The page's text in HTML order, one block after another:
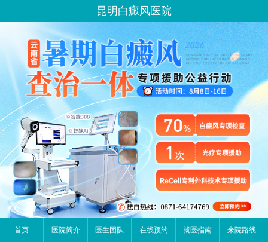
昆明白癜风医院
首页 医院简介 医生团队 在线预约 就医指南 来院路线